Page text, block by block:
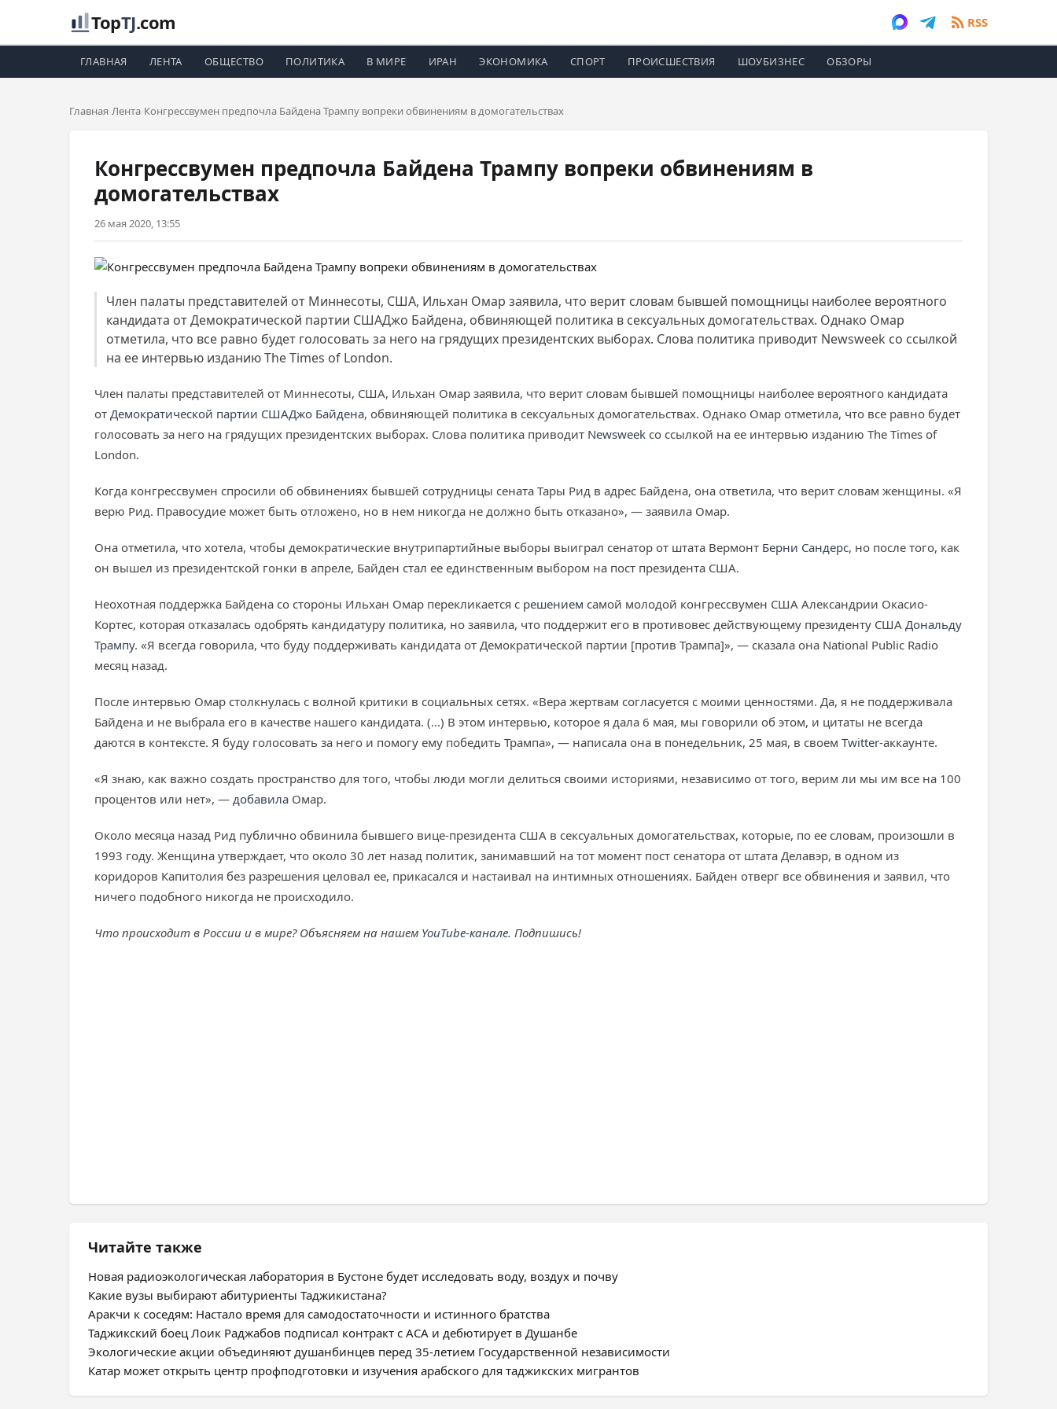
TopTJ.com RSS
ГЛАВНАЯ ЛЕНТА ОБЩЕСТВО ПОЛИТИКА В МИРЕ ИРАН ЭКОНОМИКА СПОРТ ПРОИСШЕСТВИЯ ШОУБИЗНЕС ОБЗОРЫ
Главная Лента Конгрессвумен предпочла Байдена Трампу вопреки обвинениям в домогательствах
Конгрессвумен предпочла Байдена Трампу вопреки обвинениям в
домогательствах
26 мая 2020, 13:55
Член палаты представителей от Миннесоты, США, Ильхан Омар заявила, что верит словам бывшей помощницы наиболее вероятного
кандидата от Демократической партии СШАДжо Байдена, обвиняющей политика в сексуальных домогательствах. Однако Омар
отметила, что все равно будет голосовать за него на грядущих президентских выборах. Слова политика приводит Newsweek со ссылкой
на ее интервью изданию The Times of London.
Член палаты представителей от Миннесоты, США, Ильхан Омар заявила, что верит словам бывшей помощницы наиболее вероятного кандидата
от Демократической партии СШАДжо Байдена, обвиняющей политика в сексуальных домогательствах. Однако Омар отметила, что все равно будет
голосовать за него на грядущих президентских выборах. Слова политика приводит Newsweek со ссылкой на ее интервью изданию The Times of
London.
Когда конгрессвумен спросили об обвинениях бывшей сотрудницы сената Тары Рид в адрес Байдена, она ответила, что верит словам женщины. «Я
верю Рид. Правосудие может быть отложено, но в нем никогда не должно быть отказано», — заявила Омар.
Она отметила, что хотела, чтобы демократические внутрипартийные выборы выиграл сенатор от штата Вермонт Берни Сандерс, но после того, как
он вышел из президентской гонки в апреле, Байден стал ее единственным выбором на пост президента США.
Неохотная поддержка Байдена со стороны Ильхан Омар перекликается с решением самой молодой конгрессвумен США Александрии Окасио-
Кортес, которая отказалась одобрять кандидатуру политика, но заявила, что поддержит его в противовес действующему президенту США Дональду
Трампу. «Я всегда говорила, что буду поддерживать кандидата от Демократической партии [против Трампа]», — сказала она National Public Radio
месяц назад.
После интервью Омар столкнулась с волной критики в социальных сетях. «Вера жертвам согласуется с моими ценностями. Да, я не поддерживала
Байдена и не выбрала его в качестве нашего кандидата. (...) В этом интервью, которое я дала 6 мая, мы говорили об этом, и цитаты не всегда
даются в контексте. Я буду голосовать за него и помогу ему победить Трампа», — написала она в понедельник, 25 мая, в своем Twitter-аккаунте.
«Я знаю, как важно создать пространство для того, чтобы люди могли делиться своими историями, независимо от того, верим ли мы им все на 100
процентов или нет», — добавила Омар.
Около месяца назад Рид публично обвинила бывшего вице-президента США в сексуальных домогательствах, которые, по ее словам, произошли в
1993 году. Женщина утверждает, что около 30 лет назад политик, занимавший на тот момент пост сенатора от штата Делавэр, в одном из
коридоров Капитолия без разрешения целовал ее, прикасался и настаивал на интимных отношениях. Байден отверг все обвинения и заявил, что
ничего подобного никогда не происходило.
Что происходит в России и в мире? Объясняем на нашем YouTube-канале. Подпишись!
Читайте также
Новая радиоэкологическая лаборатория в Бустоне будет исследовать воду, воздух и почву
Какие вузы выбирают абитуриенты Таджикистана?
Аракчи к соседям: Настало время для самодостаточности и истинного братства
Таджикский боец Лоик Раджабов подписал контракт с ACA и дебютирует в Душанбе
Экологические акции объединяют душанбинцев перед 35-летием Государственной независимости
Катар может открыть центр профподготовки и изучения арабского для таджикских мигрантов